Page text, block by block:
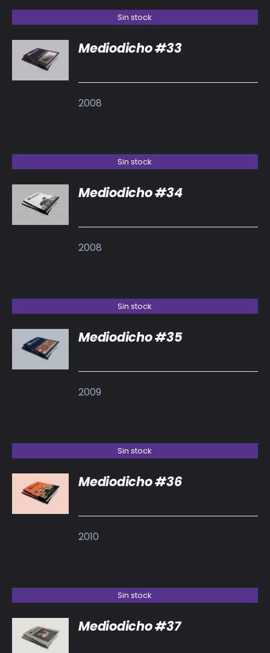
Sin stock
DETALLES
Mediodicho #33
2008
Sin stock
DETALLES
Mediodicho #34
2008
Sin stock
DETALLES
Mediodicho #35
2009
Sin stock
DETALLES
Mediodicho #36
2010
Sin stock
DETALLES
Mediodicho #37